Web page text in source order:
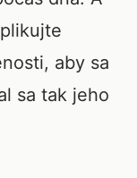
aby sa
sa tak jeho